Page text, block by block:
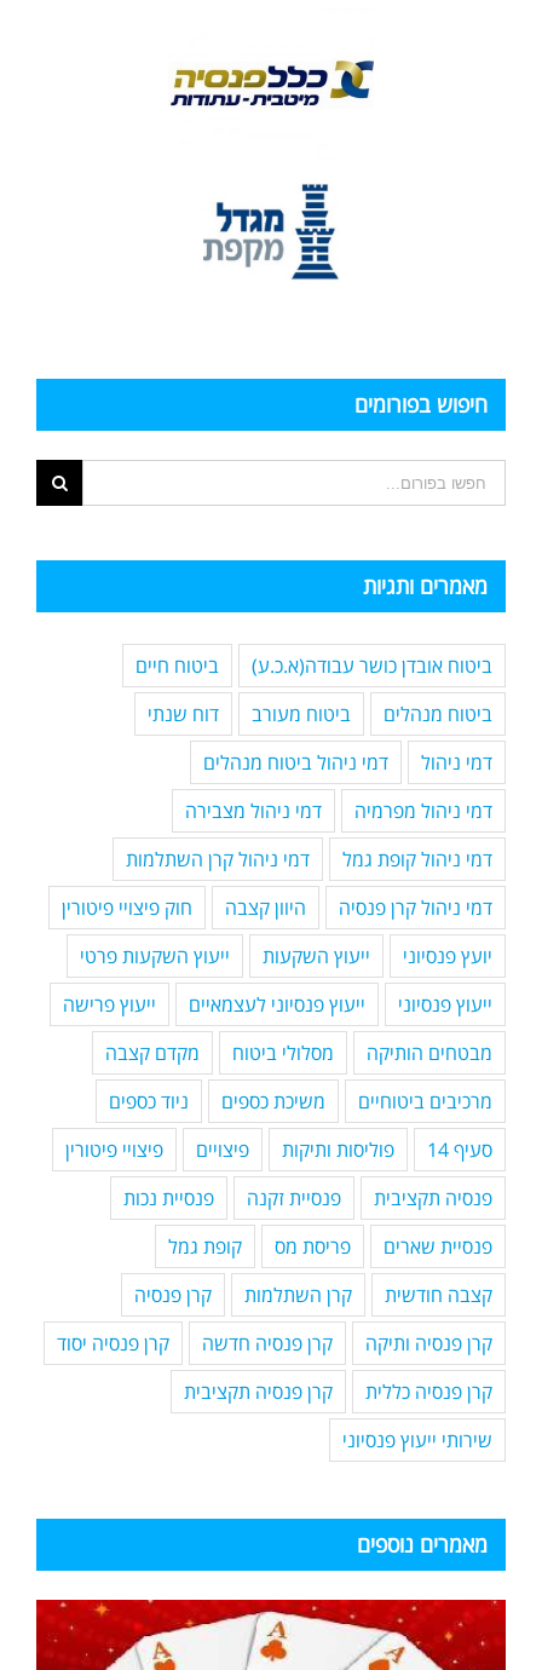
חיפוש בפורומים
מאמרים ותגיות
ביטוח אובדן כושר עבודה(א.כ.ע)
ביטוח חיים
ביטוח מנהלים
ביטוח מעורב
דוח שנתי
דמי ניהול
דמי ניהול ביטוח מנהלים
דמי ניהול מפרמיה
דמי ניהול מצבירה
דמי ניהול קופת גמל
דמי ניהול קרן השתלמות
דמי ניהול קרן פנסיה
היוון קצבה
חוק פיצויי פיטורין
יועץ פנסיוני
ייעוץ השקעות
ייעוץ השקעות פרטי
ייעוץ פנסיוני
ייעוץ פנסיוני לעצמאיים
ייעוץ פרישה
מבטחים הותיקה
מסלולי ביטוח
מקדם קצבה
מרכיבים ביטוחיים
משיכת כספים
ניוד כספים
סעיף 14
פוליסות ותיקות פיצויים
פיצויי פיטורין
פנסיה תקציבית
פנסיית זקנה
פנסיית נכות
פנסיית שארים
פריסת מס
קופת גמל
קצבה חודשית
קרן השתלמות
קרן פנסיה
קרן פנסיה ותיקה
קרן פנסיה חדשה
קרן פנסיה יסוד
קרן פנסיה כללית
קרן פנסיה תקציבית
שירותי ייעוץ פנסיוני
מאמרים נוספים